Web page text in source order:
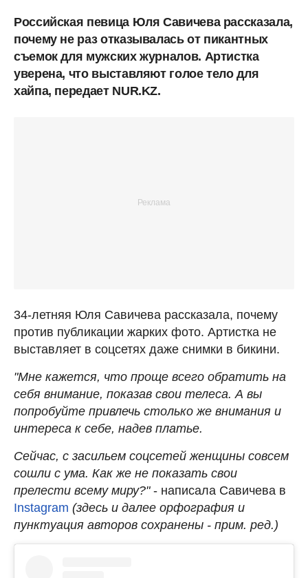
Российская певица Юля Савичева рассказала,
почему не раз отказывалась от пикантных
съемок для мужских журналов. Артистка
уверена, что выставляют голое тело для
хайпа, передает NUR.KZ.
34-летняя Юля Савичева рассказала, почему
против публикации жарких фото. Артистка не
выставляет в соцсетях даже снимки в бикини.
"Мне кажется, что проще всего обратить на
себя внимание, показав свои телеса. А вы
попробуйте привлечь столько же внимания и
интереса к себе, надев платье.
Сейчас, с засильем соцсетей женщины совсем
сошли с ума. Как же не показать свои
прелести всему миру?"- написала Савичева в
Instagram (здесь и далее орфография и
пунктуация авторов сохранены - прим. ред.)